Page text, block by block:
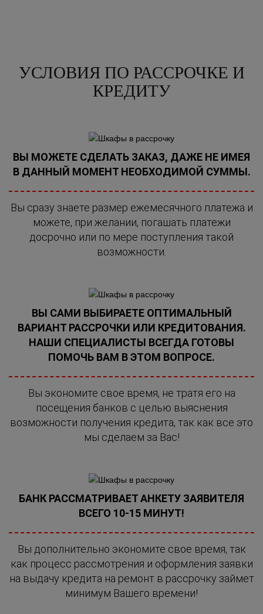
УСЛОВИЯ ПО РАССРОЧКЕ И
КРЕДИТУ
ВЫ МОЖЕТЕ СДЕЛАТЬ ЗАКАЗ, ДАЖЕ НЕ ИМЕЯ
В ДАННЫЙ МОМЕНТ НЕОБХОДИМОЙ СУММЫ.
Вы сразу знаете размер ежемесячного платежа и
можете, при желании, погашать платежи
досрочно или по мере поступления такой
возможности.
ВЫ САМИ ВЫБИРАЕТЕ ОПТИМАЛЬНЫЙ
ВАРИАНТ РАССРОЧКИ ИЛИ КРЕДИТОВАНИЯ.
НАШИ СПЕЦИАЛИСТЫ ВСЕГДА ГОТОВЫ
ПОМОЧЬ ВАМ В ЭТОМ ВОПРОСЕ.
Вы экономите свое время, не тратя его на
посещения банков с целью выяснения
возможности получения кредита, так как все это
мы сделаем за Вас!
БАНК РАССМАТРИВАЕТ АНКЕТУ ЗАЯВИТЕЛЯ
ВСЕГО 10-15 МИНУТ!
Вы дополнительно экономите свое время, так
как процесс рассмотрения и оформления заявки
на выдачу кредита на ремонт в рассрочку займет
минимум Вашего времени!